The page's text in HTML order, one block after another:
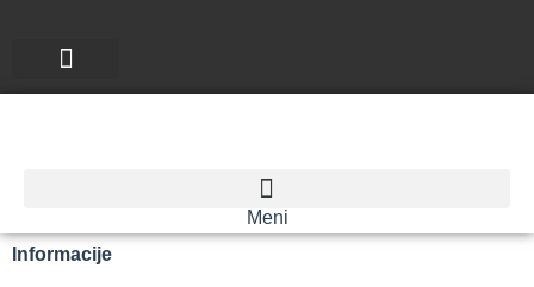
Meni
Informacije